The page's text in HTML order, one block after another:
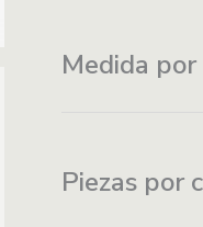
Fijación con
Fácil
Medida
Piezas por